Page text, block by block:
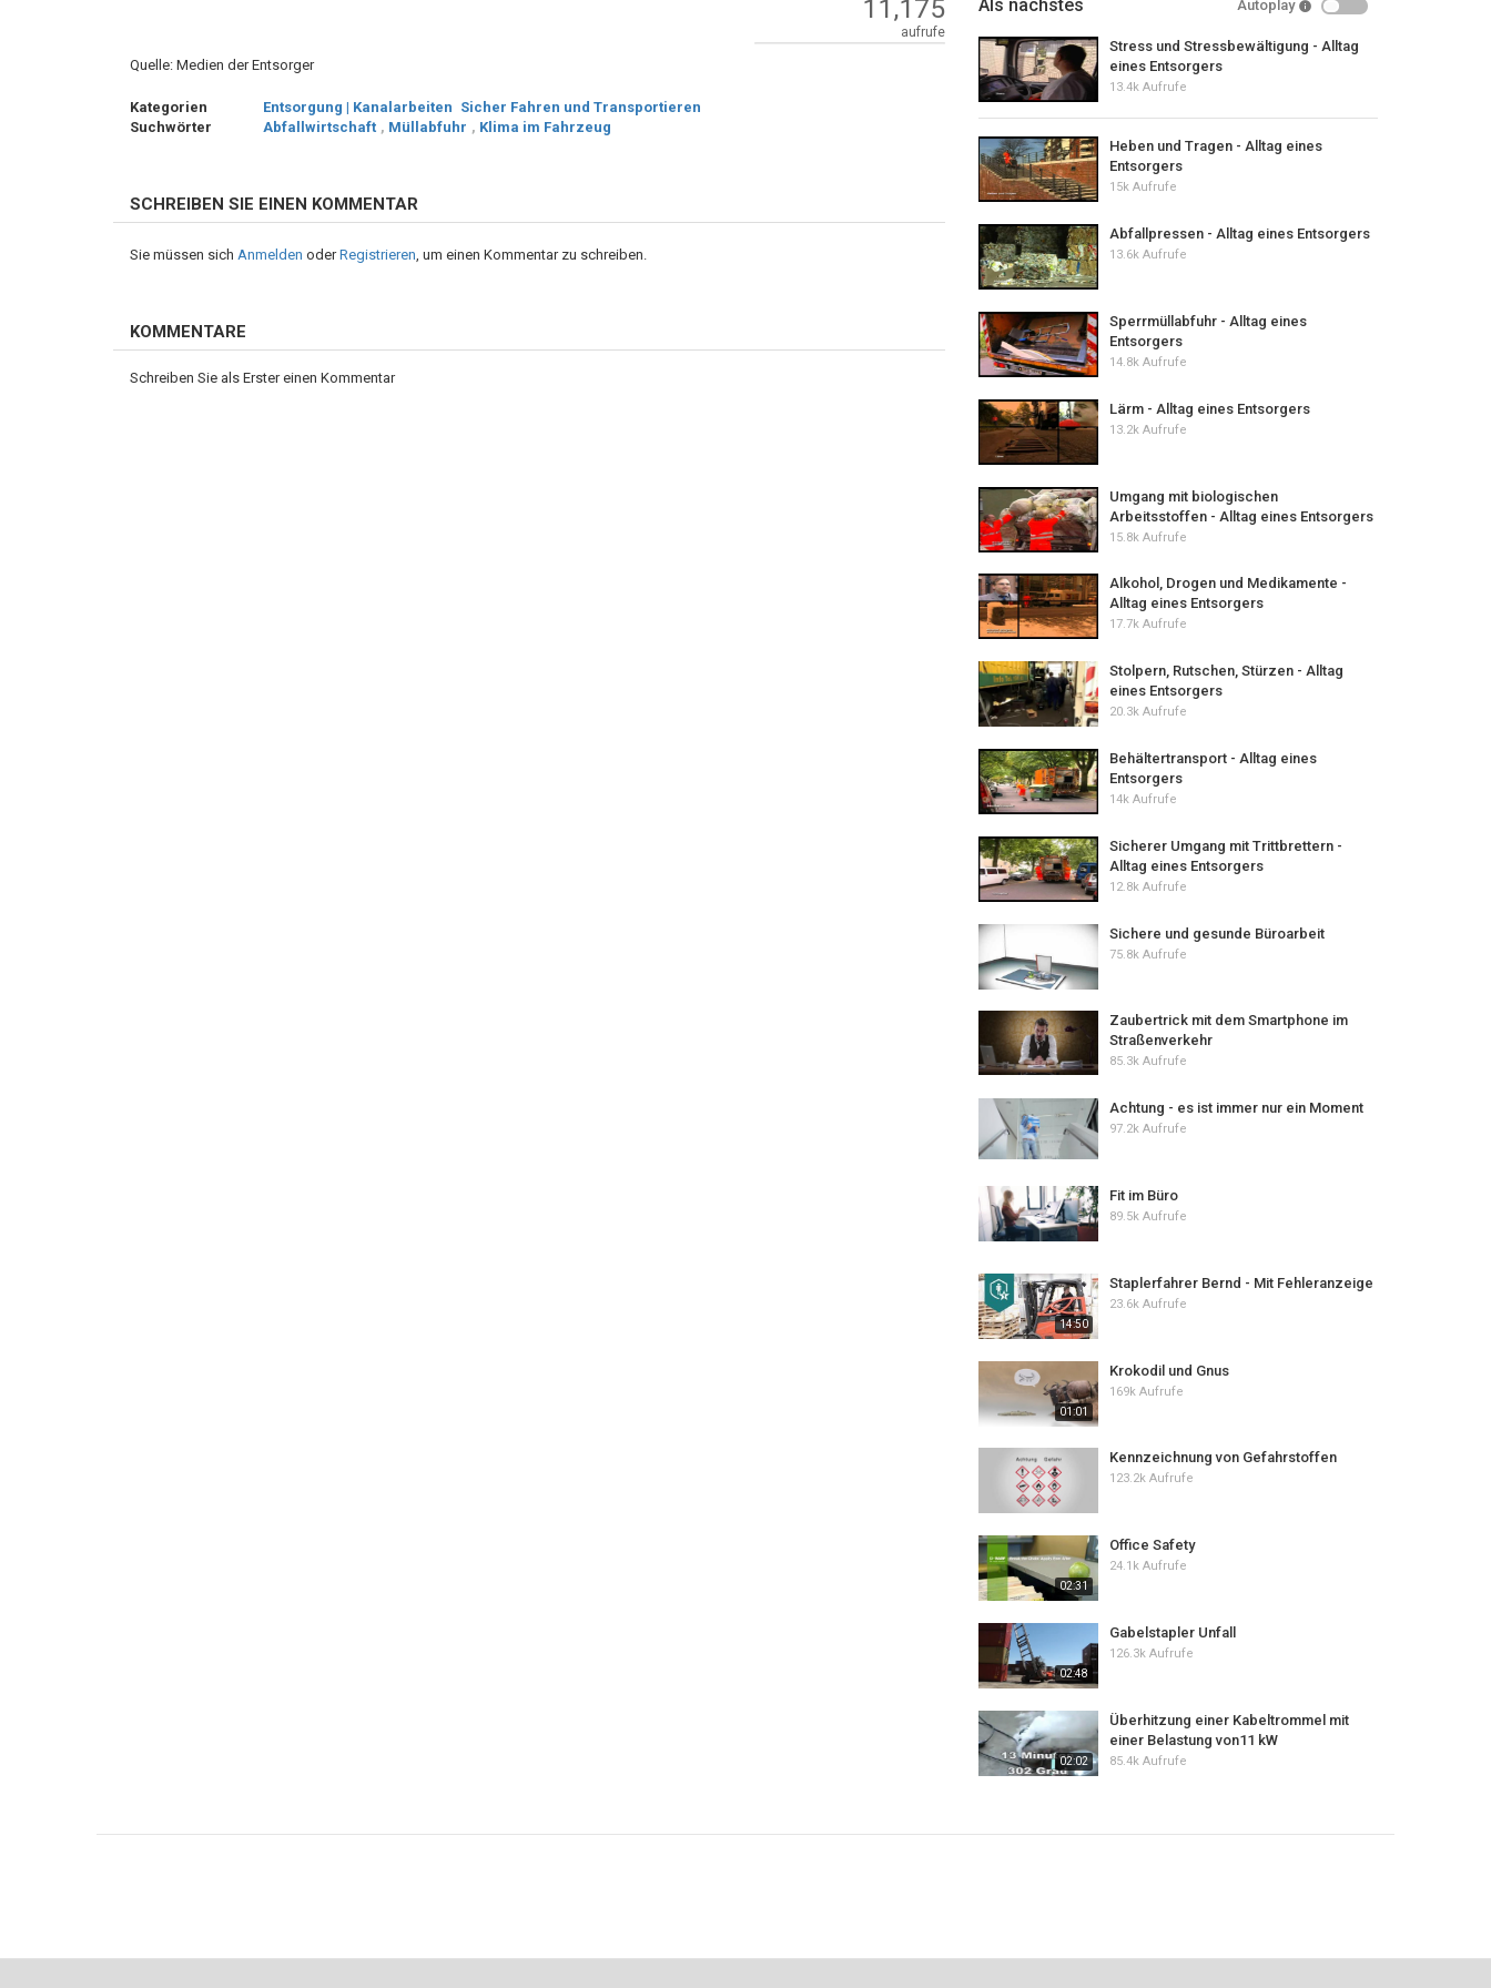
11,175
aufrufe
Quelle: Medien der Entsorger
Kategorien Entsorgung | Kanalarbeiten Sicher Fahren und Transportieren
Suchwörter
Abfallwirtschaft , Müllabfuhr , Klima im Fahrzeug
SCHREIBEN SIE EINEN KOMMENTAR
Sie müssen sich Anmelden oderRegistrieren, um einen Kommentar zu schreiben.
KOMMENTARE
Schreiben Sie als Erster einen Kommentar
Als nächstes Autoplay
Stress und Stressbewältigung - Alltag
eines Entsorgers
13.4k Aufrufe
Heben und Tragen - Alltag eines
Entsorgers
15k Aufrufe
Abfallpressen - Alltag eines Entsorgers
13.6k Aufrufe
Sperrmüllabfuhr - Alltag eines
Entsorgers
14.8k Aufrufe
Lärm - Alltag eines Entsorgers
13.2k Aufrufe
Umgang mit biologischen
Arbeitsstoffen - Alltag eines Entsorgers
15.8k Aufrufe
Alkohol, Drogen und Medikamente -
Alltag eines Entsorgers
17.7k Aufrufe
Stolpern, Rutschen, Stürzen - Alltag
eines Entsorgers
20.3k Aufrufe
Behältertransport - Alltag eines
Entsorgers
14k Aufrufe
Sicherer Umgang mit Trittbrettern -
Alltag eines Entsorgers
12.8k Aufrufe
Sichere und gesunde Büroarbeit
75.8k Aufrufe
Zaubertrick mit dem Smartphone im
Straßenverkehr
85.3k Aufrufe
Achtung - es ist immer nur ein Moment
97.2k Aufrufe
Fit im Büro
89.5k Aufrufe
14:50
Staplerfahrer Bernd - Mit Fehleranzeige
23.6k Aufrufe
01:01
Krokodil und Gnus
169k Aufrufe
Kennzeichnung von Gefahrstoffen
123.2k Aufrufe
02:31
Office Safety
24.1k Aufrufe
02:48
Gabelstapler Unfall
126.3k Aufrufe
02:02
Überhitzung einer Kabeltrommel mit
einer Belastung von11 kW
85.4k Aufrufe